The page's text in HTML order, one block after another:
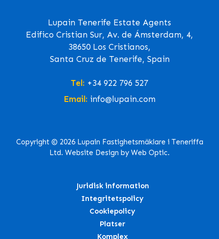
Lupain Tenerife Estate Agents
Edifico Cristian Sur, Av. de Ámsterdam, 4,
38650 Los Cristianos,
Santa Cruz de Tenerife, Spain
Tel: +34 922 796 527
Email: info@lupain.com
Copyright © 2026 Lupain Fastighetsmäklare i Teneriffa
Ltd. Website Design by Web Optic.
Juridisk information
Integritetspolicy
Cookiepolicy
Platser
Komplex